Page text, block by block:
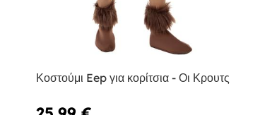
Κοστούμι Eep για κορίτσια - Οι Κρουτς